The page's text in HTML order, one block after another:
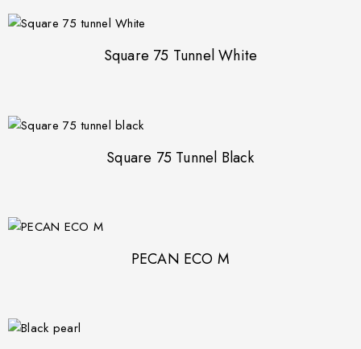
Square 75 Tunnel White
Square 75 Tunnel Black
PECAN ECO M